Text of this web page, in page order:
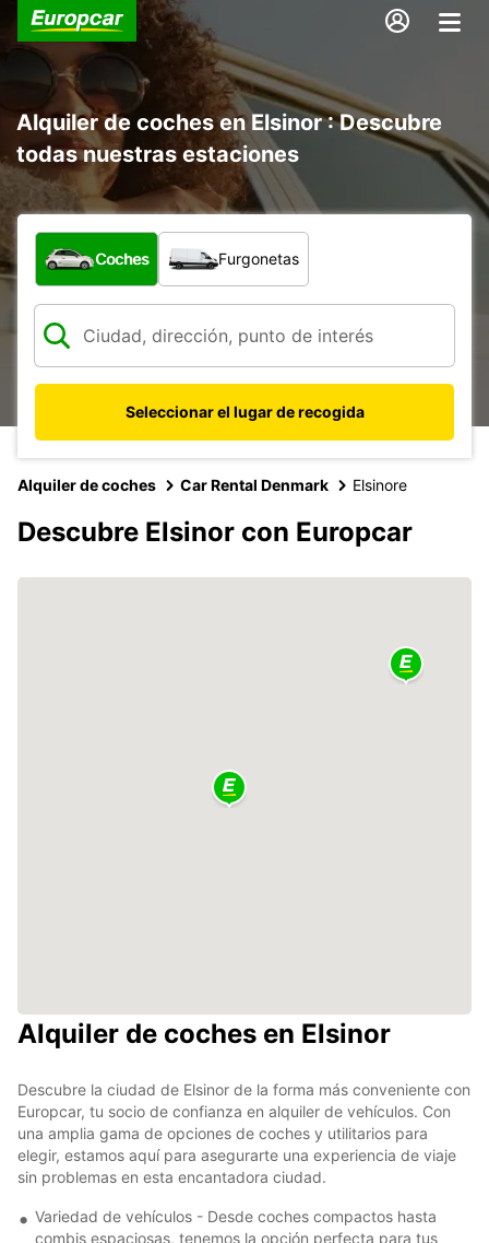
Alquiler de coches en Elsinor : Descubre
todas nuestras estaciones
¿Qué tipo de vehículo?
Coches Furgonetas
Seleccionar el lugar de recogida
Alquiler de coches Car Rental Denmark Elsinore
Descubre Elsinor con Europcar
Alquiler de coches en Elsinor
Descubre la ciudad de Elsinor de la forma más conveniente con
Europcar, tu socio de confianza en alquiler de vehículos. Con
una amplia gama de opciones de coches y utilitarios para
elegir, estamos aquí para asegurarte una experiencia de viaje
sin problemas en esta encantadora ciudad.
Variedad de vehículos - Desde coches compactos hasta
combis espaciosas, tenemos la opción perfecta para tus